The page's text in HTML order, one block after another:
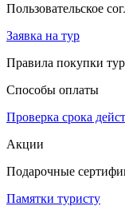
Пользовательское
Заявка на тур
Правила покупки
Способы оплаты
Проверка срока
Акции
Подарочные
Памятки туристу